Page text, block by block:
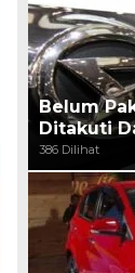
Belum
Ditakuti
386 Dilihat